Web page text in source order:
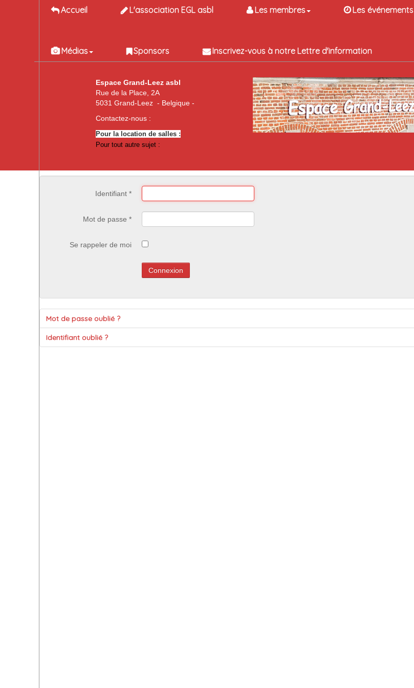
Accueil L'association EGL asbl Les membres Les événements
Médias
Sponsors Inscrivez-vous à notre Lettre d'information
Espace Grand-Leez asbl
Rue de la Place, 2A
5031 Grand-Leez - Belgique -
Contactez-nous :
Pour la location de salles :
Pour tout autre sujet :
Identifiant *
Mot de passe *
Se rappeler de moi
Connexion
Mot de passe oublié ?
Identifiant oublié ?